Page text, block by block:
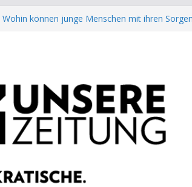
Wohin können junge Menschen mit ihren